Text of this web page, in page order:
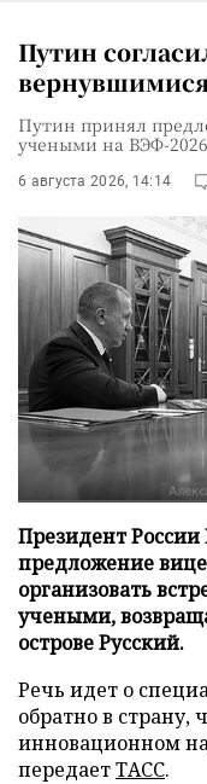
Путин
Путин принял
учеными на ВЭФ-2026
6 августа 2026, 14:14
Президент
предложение
организовать
учеными,
острове Русский.
Речь идет о
обратно в страну,
инновационном
передаетТАСС.